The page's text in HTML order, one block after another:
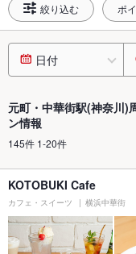
絞り込む ポ
日付
元町・中華街駅(神奈川)
ン情報
145件 1-20件
KOTOBUKI Cafe
カフェ・スイーツ 横浜中華街